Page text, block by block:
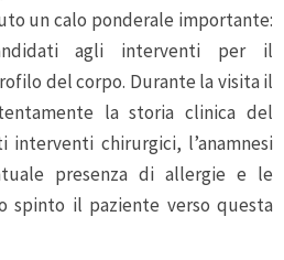
un calo ponderale importante:
agli interventi per il
del corpo. Durante la visita il
la storia clinica del
interventi chirurgici, l’anamnesi
presenza di allergie e le
spinto il paziente verso questa